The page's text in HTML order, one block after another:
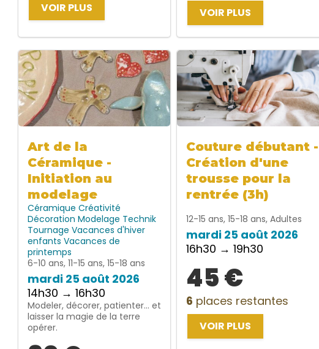
VOIR PLUS VOIR PLUS
Art de la
Céramique -
Initiation au
modelage
Céramique Créativité
Décoration Modelage Technik
Tournage Vacances d'hiver
enfants Vacances de
printemps
6-10 ans, 11-15 ans, 15-18 ans
mardi 25 août 2026
14h30 → 16h30
Modeler, décorer, patienter… et
laisser la magie de la terre
opérer.
Couture débutant -
Création d'une
trousse pour la
rentrée (3h)
12-15 ans, 15-18 ans, Adultes
mardi 25 août 2026
16h30 → 19h30
45 €
6 places restantes
VOIR PLUS